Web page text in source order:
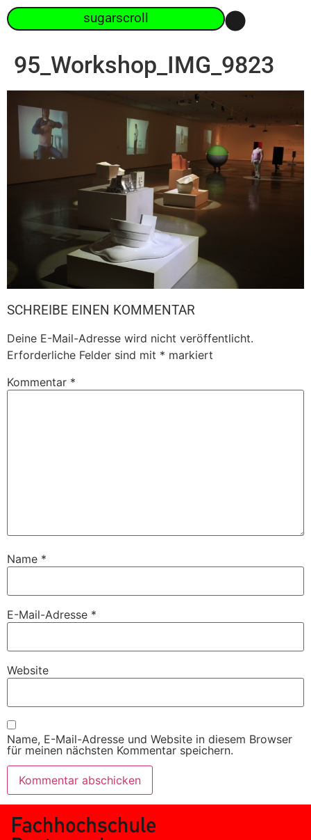
sugarscroll
95_Workshop_IMG_9823
SCHREIBE EINEN KOMMENTAR
Deine E-Mail-Adresse wird nicht veröffentlicht.
Erforderliche Felder sind mit * markiert
Kommentar *
Name *
E-Mail-Adresse *
Website
Name, E-Mail-Adresse und Website in diesem Browser
für meinen nächsten Kommentar speichern.